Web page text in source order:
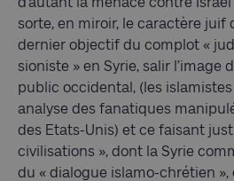
sorte, en miroir, le caractère juif
dernier objectif du complot «
sioniste » en Syrie, salir l’image
public occidental, (les
analyse des fanatiques
des Etats-Unis) et ce faisant
civilisations », dont la Syrie
du « dialogue islamo-chrétien